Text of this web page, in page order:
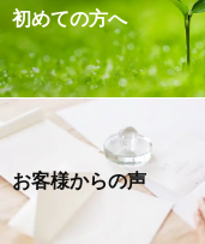
初めての方へ
お客様からの声